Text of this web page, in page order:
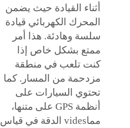
أثناء القيادة حيث يضمن
المحرك الكهربائي قيادة
سلسة وهادئة. هذا أمر
ممتع بشكل خاص إذا
كنت تلعب في منطقة
مزدحمة من المسار. كما
تحتوي السيارات على
أنظمة GPS على متنها،
مماvides الدقة في قياس